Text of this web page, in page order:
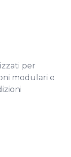
per
modulari e